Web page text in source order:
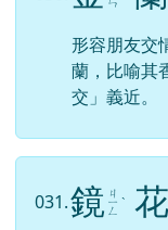
形容朋友交
蘭，比喻其
交」義近。
031.鏡 ㄐ
ㄧ
ㄥ
ˋ 花